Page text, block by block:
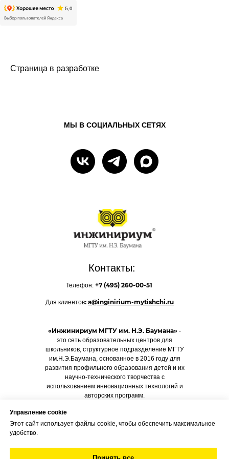
Страница в разработке
МЫ В СОЦИАЛЬНЫХ СЕТЯХ
Управление cookie
Этот сайт использует файлы cookie, чтобы обеспечить максимальное
удобство.
«Инжинириум МГТУ им. Н.Э. Баумана» -
это сеть образовательных центров для
школьников, структурное подразделение МГТУ
им.Н.Э.Баумана, основанное в 2016 году для
развития профильного образования детей и их
научно-технического творчества с
использованием инновационных технологий и
авторских программ.
Телефон: +7 (495) 260-00-51
Для клиентов: a@inginirium-mytishchi.ru
Контакты: